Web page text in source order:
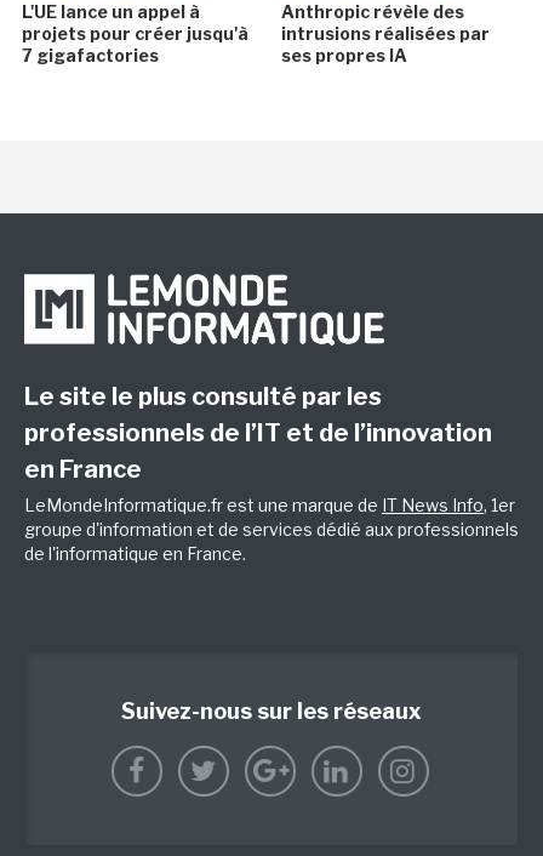
L'UE lance un appel à
projets pour créer jusqu'à
7 gigafactories
Anthropic révèle des
intrusions réalisées par
ses propres IA
Le site le plus consulté par les
professionnels de l’IT et de l’innovation
en France
LeMondeInformatique.fr est une marque de IT News Info, 1er
groupe d'information et de services dédié aux professionnels
de l'informatique en France.
Suivez-nous sur les réseaux